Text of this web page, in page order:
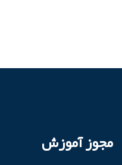
مجوز آموزش